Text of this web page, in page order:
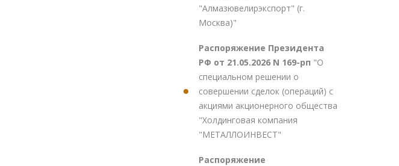
"Алмазювелирэкспорт" (г.
Москва)"
Распоряжение Президента
РФ от 21.05.2026 N 169-рп "О
специальном решении о
совершении сделок (операций) с
акциями акционерного общества
"Холдинговая компания
"МЕТАЛЛОИНВЕСТ"
Распоряжение